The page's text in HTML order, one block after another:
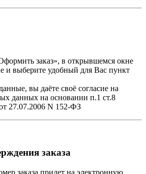
заказ», в открывшемся окне
и выберите удобный для Вас пункт
вы даёте своё согласие на
данных на основании п.1 ст.8
27.07.2006 N 152-ФЗ
заказа
заказа придет на электронную